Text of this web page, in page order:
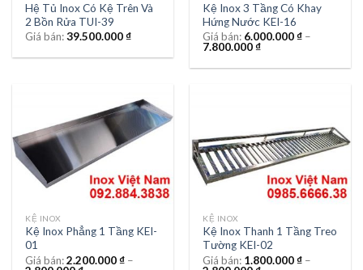
Hệ Tủ Inox Có Kệ Trên Và
2 Bồn Rửa TUI-39
Giá bán:39.500.000₫
Kệ Inox 3 Tầng Có Khay
Hứng Nước KEI-16
Giá bán: 6.000.000₫ –
7.800.000₫
KỆ INOX
Kệ Inox Phẳng 1 Tầng KEI-
01
Giá bán:2.200.000₫ –
KỆ INOX
Kệ Inox Thanh 1 Tầng Treo
Tường KEI-02
Giá bán: 1.800.000₫ –